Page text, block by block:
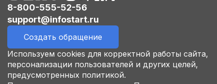
8-800-555-52-56
support@infostart.ru
Создать обращение
Используем cookies для корректной работы сайта,
персонализации пользователей и других целей,
предусмотренных политикой.